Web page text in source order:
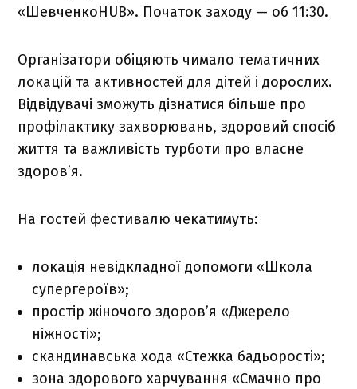
«ШевченкоHUB». Початок заходу — об 11:30.
Організатори обіцяють чимало тематичних
локацій та активностей для дітей і дорослих.
Відвідувачі зможуть дізнатися більше про
профілактику захворювань, здоровий спосіб
життя та важливість турботи про власне
здоров’я.
На гостей фестивалю чекатимуть:
локація невідкладної допомоги «Школа
супергероїв»;
простір жіночого здоров’я «Джерело
ніжності»;
скандинавська хода «Стежка бадьорості»;
зона здорового харчування «Смачно про